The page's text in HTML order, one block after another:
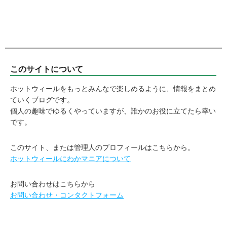
このサイトについて
ホットウィールをもっとみんなで楽しめるように、情報をまとめ
ていくブログです。
個人の趣味でゆるくやっていますが、誰かのお役に立てたら幸い
です。
このサイト、または管理人のプロフィールはこちらから。
ホットウィールにわかマニアについて
お問い合わせはこちらから
お問い合わせ・コンタクトフォーム